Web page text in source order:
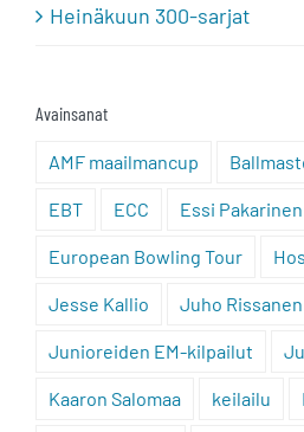
Heinäkuun 300-sarjat
Avainsanat
AMF maailmancup
EBT ECC Essi Pakarinen
European Bowling Tour
Jesse Kallio Juho Rissanen
Junioreiden EM-kilpailut
Kaaron Salomaa keilailu